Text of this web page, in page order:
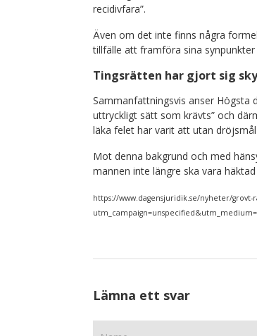
recidivfara”.
Även om det inte finns några
tillfälle att framföra sina
Tingsrätten har gjort sig
Sammanfattningsvis anser Högsta
uttryckligt sätt som krävts” och
läka felet har varit att utan
Mot denna bakgrund och med
mannen inte längre ska vara
https://www.dagensjuridik.se/nyheter/grovt-
Lämna ett svar